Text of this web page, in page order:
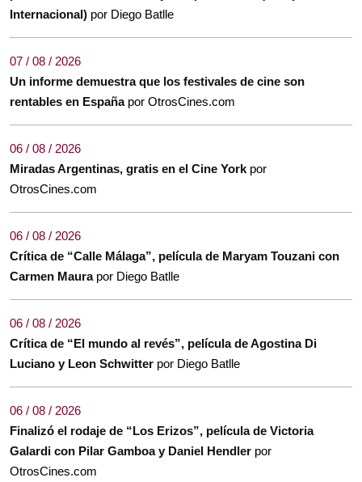
Internacional) por Diego Batlle
07 / 08 / 2026
Un informe demuestra que los festivales de cine son
rentables en España por OtrosCines.com
06 / 08 / 2026
Miradas Argentinas, gratis en el Cine York por
OtrosCines.com
06 / 08 / 2026
Crítica de “Calle Málaga”, película de Maryam Touzani con
Carmen Maura por Diego Batlle
06 / 08 / 2026
Crítica de “El mundo al revés”, película de Agostina Di
Luciano y Leon Schwitter por Diego Batlle
06 / 08 / 2026
Finalizó el rodaje de “Los Erizos”, película de Victoria
Galardi con Pilar Gamboa y Daniel Hendler por
OtrosCines.com